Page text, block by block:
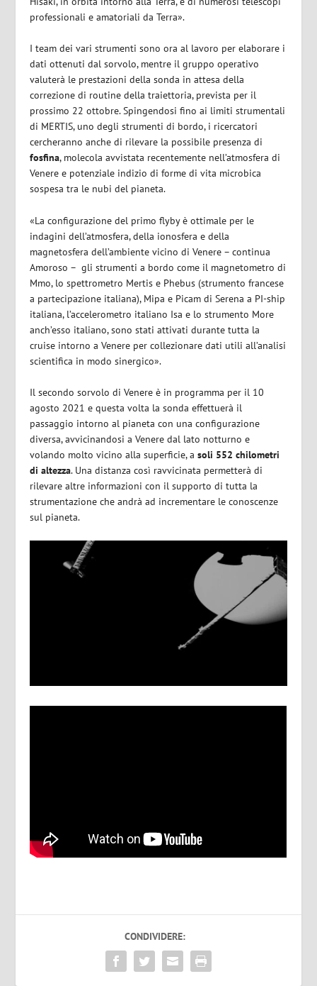
professionali e amatoriali da Terra».
I team dei vari strumenti sono ora al lavoro per elaborare i
dati ottenuti dal sorvolo, mentre il gruppo operativo
valuterà le prestazioni della sonda in attesa della
correzione di routine della traiettoria, prevista per il
prossimo 22 ottobre.Spingendosi fino ai limiti strumentali
di MERTIS, uno degli strumenti di bordo, i ricercatori
cercheranno anche di rilevare la possibile presenza di
fosfina, molecola avvistata recentemente nell’atmosfera di
Venere e potenziale indizio di forme di vita microbica
sospesa tra le nubi del pianeta.
«La configurazione del primo flyby è ottimale per le
indagini dell’atmosfera, della ionosfera e della
magnetosfera dell’ambiente vicino di Venere – continua
Amoroso – gli strumenti a bordo come il magnetometro di
Mmo, lo spettrometro Mertis e Phebus (strumento francese
a partecipazione italiana), Mipa e Picam di Serena a PI-ship
italiana, l’accelerometro italiano Isa e lo strumento More
anch’esso italiano, sono stati attivati durante tutta la
cruise intorno a Venere per collezionare dati utili all’analisi
scientifica in modo sinergico».
Il secondo sorvolo di Venere è in programma per il 10
agosto 2021 e questa volta la sonda effettuerà il
passaggio intorno al pianeta con una configurazione
diversa, avvicinandosi a Venere dal lato notturno e
volando molto vicino alla superficie, asoli 552 chilometri
di altezza. Una distanza così ravvicinata permetterà di
rilevare altre informazioni con il supporto di tutta la
strumentazione che andrà ad incrementare le conoscenze
sul pianeta.
CONDIVIDERE: